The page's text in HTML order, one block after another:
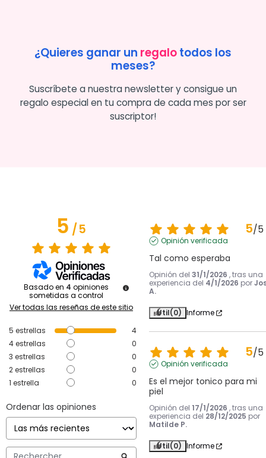
¿Quieres ganar un regalotodos los
meses?
Suscríbete a nuestra newsletter y consigue un
regalo especial en tu compra de cada mes por ser
suscriptor!
5/5
Basado en 4 opiniones
sometidas a control
Ver todas las reseñas de este sitio
5 estrellas
4
4estrellas
0
3 estrellas
0
2estrellas
0
1 estrella 0
Ordenar las opiniones
5/5
Opinión verificada
Tal como esperaba
Opinión del 31/1/2026 , tras una
experiencia del 4/1/2026 por
A.
Útil(0) Informe
5/5
Opinión verificada
Es el mejor tonico para mi
piel
Opinión del 17/1/2026 , tras una
experiencia del 28/12/2025 por
Matilde P.
Útil(0) Informe